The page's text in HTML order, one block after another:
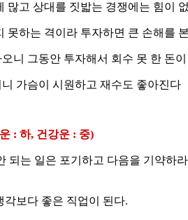
많고 상대를 짓밟는 경쟁에는 힘이
못하는 격이라 투자하면 큰 손해를
니 그동안 투자해서 회수 못 한 돈
가슴이 시원하고 재수도 좋아진다
: 하, 건강운 : 중)
되는 일은 포기하고 다음을 기약하
각보다 좋은 직업이 된다.